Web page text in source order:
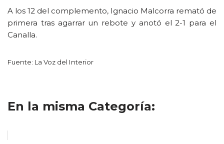
A los 12 del complemento, Ignacio Malcorra remató de
primera tras agarrar un rebote y anotó el 2-1 para el
Canalla.
Fuente: La Voz del Interior
En la misma Categoría: